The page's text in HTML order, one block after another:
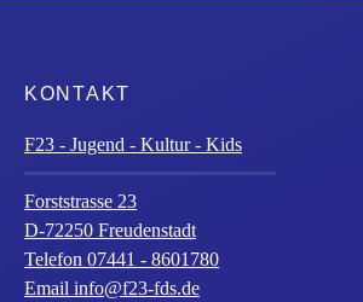
KONTAKT
F23 - Jugend - Kultur - Kids
Forststrasse 23
D-72250 Freudenstadt
Telefon 07441 - 8601780
Email info@f23-fds.de